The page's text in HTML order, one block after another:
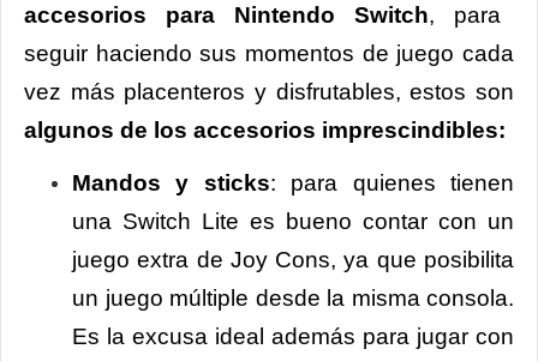
accesorios para Nintendo Switch, para
seguir haciendo sus momentos de juego cada
vez más placenteros y disfrutables, estos son
algunos de los accesorios imprescindibles:
Mandos y sticks: para quienes tienen
una Switch Lite es bueno contar con un
juego extra de Joy Cons, ya que posibilita
un juego múltiple desde la misma consola.
Es la excusa ideal además para jugar con